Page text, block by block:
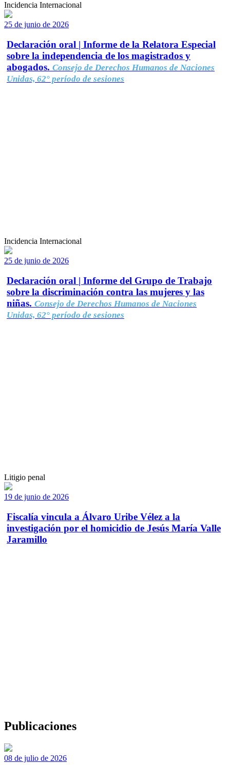
Incidencia Internacional
25 de junio de 2026
Declaración oral | Informe de la Relatora Especial
sobre la independencia de los magistrados y
abogados. Consejo de Derechos Humanos de Naciones
Unidas, 62° período de sesiones
Incidencia Internacional
25 de junio de 2026
Declaración oral | Informe del Grupo de Trabajo
sobre la discriminación contra las mujeres y las
niñas. Consejo de Derechos Humanos de Naciones
Unidas, 62° período de sesiones
Litigio penal
19 de junio de 2026
Fiscalía vincula a Álvaro Uribe Vélez a la
investigación por el homicidio de Jesús María Valle
Jaramillo
Publicaciones
08 de julio de 2026